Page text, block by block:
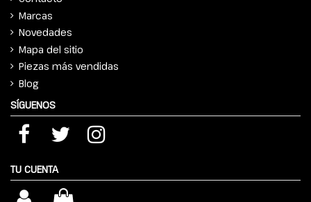
Marcas
Novedades
Mapa del sitio
Piezas más vendidas
Blog
SÍGUENOS
TU CUENTA